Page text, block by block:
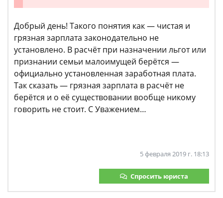
Добрый день! Такого понятия как — чистая и
грязная зарплата законодательно не
установлено. В расчёт при назначении льгот или
признании семьи малоимущей берётся —
официально установленная заработная плата.
Так сказать — грязная зарплата в расчёт не
берётся и о её существовании вообще никому
говорить не стоит. С Уважением…
5 февраля 2019 г. 18:13
Спросить юриста